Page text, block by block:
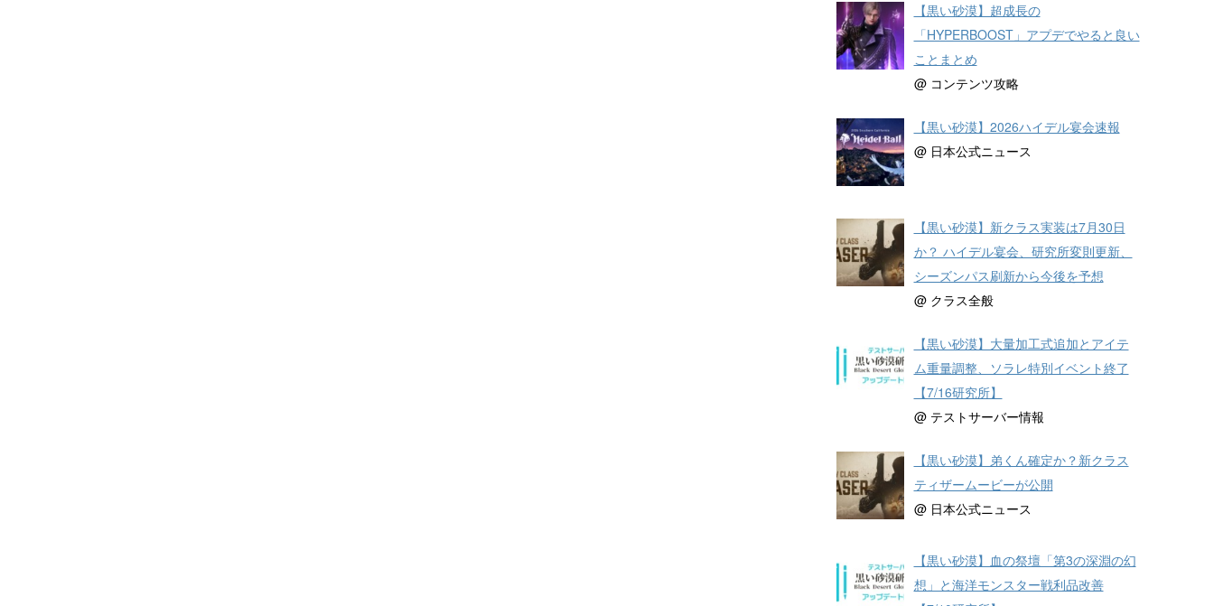
【黒い砂漠】超成長の
「HYPERBOOST」アプデでやると良い
ことまとめ
@ コンテンツ攻略
【黒い砂漠】2026ハイデル宴会速報
@ 日本公式ニュース
【黒い砂漠】新クラス実装は7月30日
か？ ハイデル宴会、研究所変則更新、
シーズンパス刷新から今後を予想
@ クラス全般
【黒い砂漠】大量加工式追加とアイテ
ム重量調整、ソラレ特別イベント終了
【7/16研究所】
@ テストサーバー情報
【黒い砂漠】弟くん確定か？新クラス
ティザームービーが公開
@ 日本公式ニュース
【黒い砂漠】血の祭壇「第3の深淵の幻
想」と海洋モンスター戦利品改善